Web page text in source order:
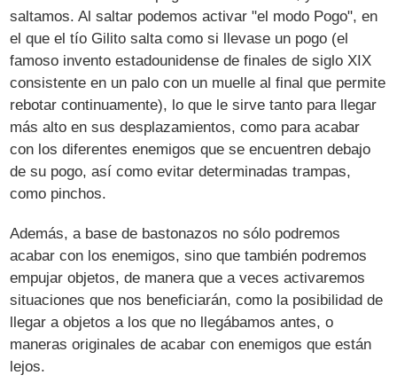
saltamos. Al saltar podemos activar "el modo Pogo", en
el que el tío Gilito salta como si llevase un pogo (el
famoso invento estadounidense de finales de siglo XIX
consistente en un palo con un muelle al final que permite
rebotar continuamente), lo que le sirve tanto para llegar
más alto en sus desplazamientos, como para acabar
con los diferentes enemigos que se encuentren debajo
de su pogo, así como evitar determinadas trampas,
como pinchos.
Además, a base de bastonazos no sólo podremos
acabar con los enemigos, sino que también podremos
empujar objetos, de manera que a veces activaremos
situaciones que nos beneficiarán, como la posibilidad de
llegar a objetos a los que no llegábamos antes, o
maneras originales de acabar con enemigos que están
lejos.